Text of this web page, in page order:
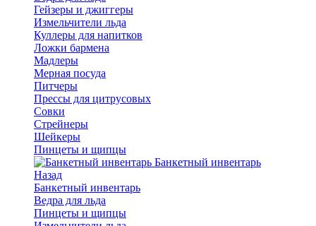
Гейзеры и джиггеры
Измельчители льда
Куллеры для напитков
Ложки бармена
Мадлеры
Мерная посуда
Питчеры
Прессы для цитрусовых
Совки
Стрейнеры
Шейкеры
Пинцеты и щипцы
Банкетный инвентарь
Назад
Банкетный инвентарь
Ведра для льда
Пинцеты и щипцы